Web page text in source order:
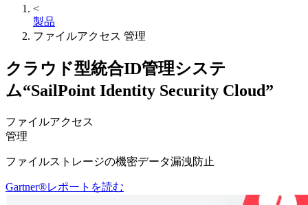
<
製品
ファイルアクセス 管理
クラウド型統合ID管理システ
ム“SailPoint Identity Security Cloud”
ファイルアクセス
管理
ファイルストレージの機密データ漏洩防止
Gartner®レポートを読む